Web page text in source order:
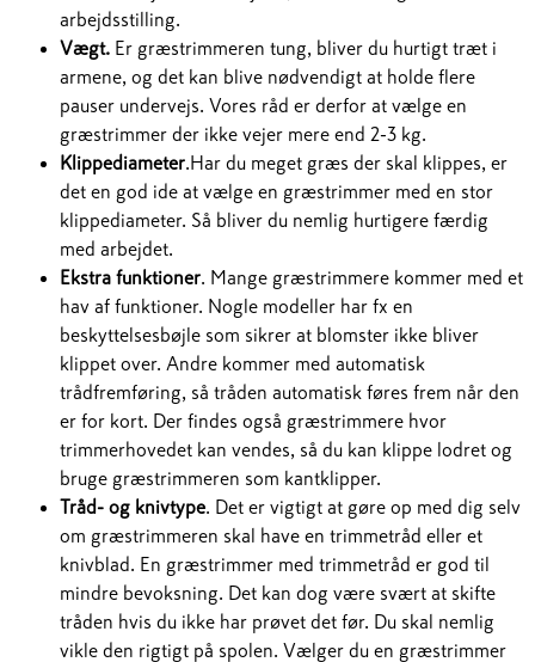
arbejdsstilling.
Vægt. Er græstrimmeren tung, bliver du hurtigt træt i
armene, og det kan blive nødvendigt at holde flere
pauser undervejs. Vores råd er derfor at vælge en
græstrimmer der ikke vejer mere end 2-3 kg.
Klippediameter .Har du meget græs der skal klippes, er
det en god ide at vælge en græstrimmer med en stor
klippediameter. Så bliver du nemlig hurtigere færdig
med arbejdet.
Ekstra funktioner . Mange græstrimmere kommer med et
hav af funktioner. Nogle modeller har fx en
beskyttelsesbøjle som sikrer at blomster ikke bliver
klippet over. Andre kommer med automatisk
trådfremføring, så tråden automatisk føres frem når den
er for kort. Der findes også græstrimmere hvor
trimmerhovedet kan vendes, så du kan klippe lodret og
bruge græstrimmeren som kantklipper.
Tråd- og knivtype . Det er vigtigt at gøre op med dig selv
om græstrimmeren skal have en trimmetråd eller et
knivblad. En græstrimmer med trimmetråd er god til
mindre bevoksning. Det kan dog være svært at skifte
tråden hvis du ikke har prøvet det før. Du skal nemlig
vikle den rigtigt på spolen. Vælger du en græstrimmer